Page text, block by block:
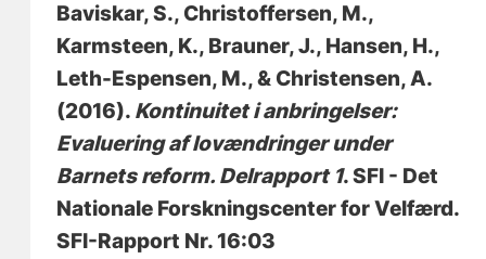
Baviskar, S., Christoffersen, M.,
Karmsteen, K., Brauner, J., Hansen, H.,
Leth-Espensen, M., & Christensen, A.
(2016). Kontinuitet i anbringelser:
Evaluering af lovændringer under
Barnets reform. Delrapport 1. SFI - Det
Nationale Forskningscenter for Velfærd.
SFI-Rapport Nr. 16:03